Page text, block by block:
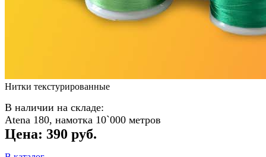
Нитки текстурированные
В наличии на складе:
Atena 180, намотка 10`000 метров
Цена: 390 руб.